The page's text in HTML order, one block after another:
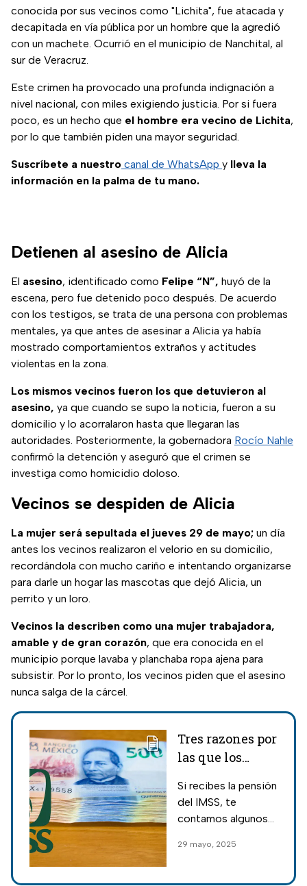
conocida por sus vecinos como "Lichita", fue atacada y
decapitada en vía pública por un hombre que la agredió
con un machete. Ocurrió en el municipio de Nanchital, al
sur de Veracruz.
Este crimen ha provocado una profunda indignación a
nivel nacional, con miles exigiendo justicia. Por si fuera
poco, es un hecho que el hombre era vecino de Lichita,
por lo que también piden una mayor seguridad.
Suscríbete a nuestro canal de WhatsApp y lleva la
información en la palma de tu mano.
Detienen al asesino de Alicia
El asesino, identificado como Felipe “N”, huyó de la
escena, pero fue detenido poco después. De acuerdo
con los testigos, se trata de una persona con problemas
mentales, ya que antes de asesinar a Alicia ya había
mostrado comportamientos extraños y actitudes
violentas en la zona.
Los mismos vecinos fueron los que detuvieron al
asesino, ya que cuando se supo la noticia, fueron a su
domicilio y lo acorralaron hasta que llegaran las
autoridades. Posteriormente, la gobernadora Rocío Nahle
confirmó la detención y aseguró que el crimen se
investiga como homicidio doloso.
Vecinos se despiden de Alicia
La mujer será sepultada el jueves 29 de mayo; un día
antes los vecinos realizaron el velorio en su domicilio,
recordándola con mucho cariño e intentando organizarse
para darle un hogar las mascotas que dejó Alicia, un
perrito y un loro.
Vecinos la describen como una mujer trabajadora,
amable y de gran corazón, que era conocida en el
municipio porque lavaba y planchaba ropa ajena para
subsistir. Por lo pronto, los vecinos piden que el asesino
nunca salga de la cárcel.
Tres razones por
las que los
pierden la
pensión del
2025
Si recibes la pensión
del IMSS, te
contamos algunos
dejar pasar, ya que
29 mayo, 2025